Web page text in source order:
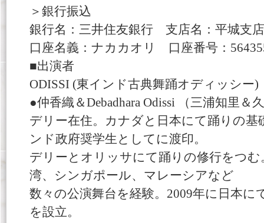
＞銀行振込
銀行名：三井住友銀行 支店名：平城支
口座名義：ナカカオリ 口座番号：
■出演者
ODISSI (東インド古典舞踊オディッシー)
●仲香織＆Debadhara Odissi （三浦知里＆
デリー在住。カナダと日本にて踊りの基
ンド政府奨学生としてに渡印。
デリーとオリッサにて踊りの修行をつ
湾、シンガポール、マレーシアなど
数々の公演舞台を経験。2009年に日本に
を設立。